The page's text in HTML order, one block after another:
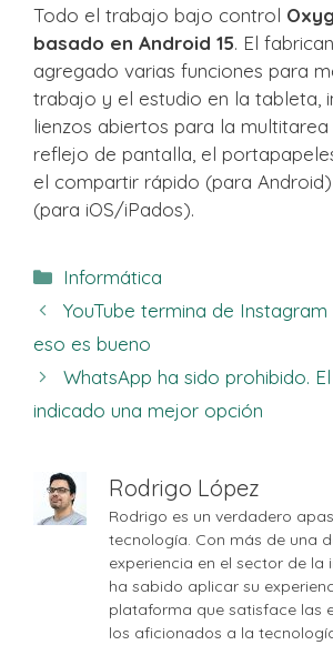
Todo el trabajo bajo control
basado en Android 15. El
agregado varias funciones para
trabajo y el estudio en la tableta,
lienzos abiertos para la
reflejo de pantalla, el
el compartir rápido (para
(para iOS/iPados).
Categorías
Informática
YouTube termina de
eso es bueno
WhatsApp ha sido prohibido.
indicado una mejor opción
Rodrigo López
Rodrigo es un verdadero
tecnología. Con más de una
experiencia en el sector de la
ha sabido aplicar su
plataforma que satisface las
los aficionados a la